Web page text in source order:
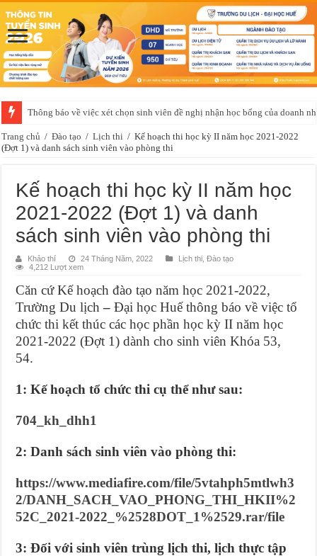
Thông báo về việc xét chọn sinh viên đề nghị nhận học bổng của doanh
Trang chủ / Đào tạo / Lịch thi / Kế hoạch thi học kỳ II năm học 2021-2022
(Đợt 1) và danh sách sinh viên vào phòng thi
Kế hoạch thi học kỳ II năm học
2021-2022 (Đợt 1) và danh
sách sinh viên vào phòng thi
Khảo thí 24 Tháng Năm, 2022 Lịch thi ,Đào tạo
4,212 Lượt xem
Căn cứ Kế hoạch đào tạo năm học 2021-2022,
Trường Du lịch– Đại học Huế thông báo về việc tổ
chức thi kết thúc các học phần học kỳ II năm học
2021-2022 (Đợt 1) dành cho sinh viên Khóa 53,
54.
1: Kế hoạch tổ chức thi cụ thể như sau:
704_kh_dhh1
2: Danh sách sinh viên vào phòng thi:
https://www.mediafire.com/file/5vtahph5mtlwh3
2/DANH_SACH_VAO_PHONG_THI_HKII%2
52C_2021-2022_%2528DOT_1%2529.rar/file
3: Đối với sinh viên trùng lịch thi, lịch thực tập